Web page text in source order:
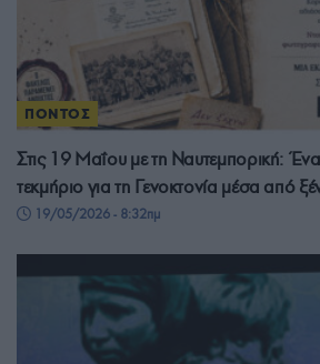
ΠΟΝΤΟΣ
Στις 19 Μαΐου με τη Ναυτεμπορική:
τεκμήριο για τη Γενοκτονία μέσα από
19/05/2026 - 8:32πμ